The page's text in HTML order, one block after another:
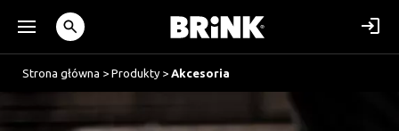
Strona główna > Produkty > Akcesoria